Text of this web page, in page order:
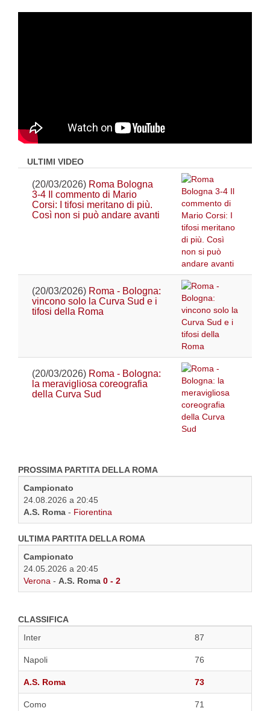
ULTIMI VIDEO
(20/03/2026) Roma Bologna
3-4 Il commento di Mario
Corsi: I tifosi meritano di più.
Così non si può andare avanti
(20/03/2026) Roma - Bologna:
vincono solo la Curva Sud e i
tifosi della Roma
(20/03/2026) Roma - Bologna:
la meravigliosa coreografia
della Curva Sud
PROSSIMA PARTITA DELLA ROMA
Campionato
24.08.2026 a 20:45
A.S. Roma - Fiorentina
ULTIMA PARTITA DELLA ROMA
Campionato
24.05.2026 a 20:45
Verona - A.S. Roma 0 - 2
CLASSIFICA
Inter
87
Napoli 76
A.S. Roma 73
Como 71